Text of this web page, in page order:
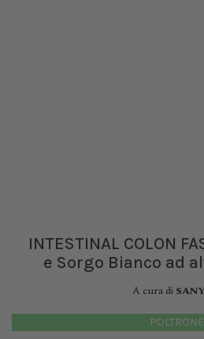
INTESTINAL COLON
e Sorgo Bianco ad
A cura di
POLTRONE